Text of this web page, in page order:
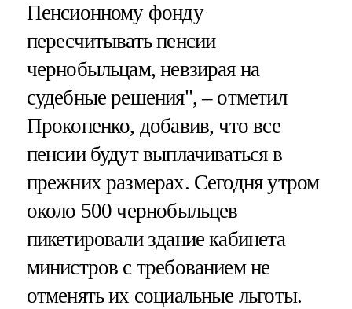
Пенсионному фонду
пересчитывать пенсии
чернобыльцам, невзирая на
судебные решения", – отметил
Прокопенко, добавив, что все
пенсии будут выплачиваться в
прежних размерах. Сегодня утром
около 500 чернобыльцев
пикетировали здание кабинета
министров с требованием не
отменять их социальные льготы.